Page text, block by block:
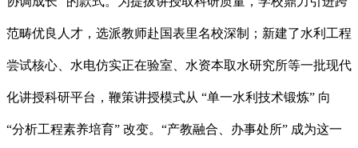
范畴优良人才，选派教师赴国表里名校深制；新建了水利工程
尝试核心、水电仿实正在验室、水资本取水研究所等一批现代
化讲授科研平台，鞭策讲授模式从 “单一水利技术锻炼” 向
“分析工程素养培育” 改变。“产教融合、办事处所” 成为这一